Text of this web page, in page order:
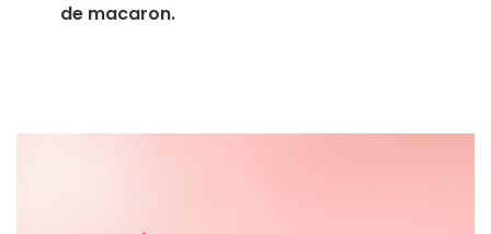
de macaron.